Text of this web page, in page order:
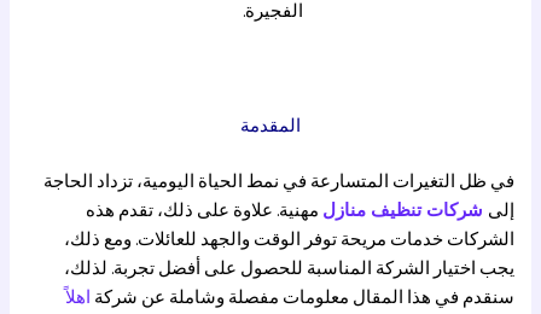
الفجيرة.
المقدمة
في ظل التغيرات المتسارعة في نمط الحياة اليومية، تزداد الحاجة
إلى شركات تنظيف منازل مهنية. علاوة على ذلك، تقدم هذه
الشركات خدمات مريحة توفر الوقت والجهد للعائلات. ومع ذلك،
يجب اختيار الشركة المناسبة للحصول على أفضل تجربة. لذلك،
سنقدم في هذا المقال معلومات مفصلة وشاملة عن شركة اهلاً